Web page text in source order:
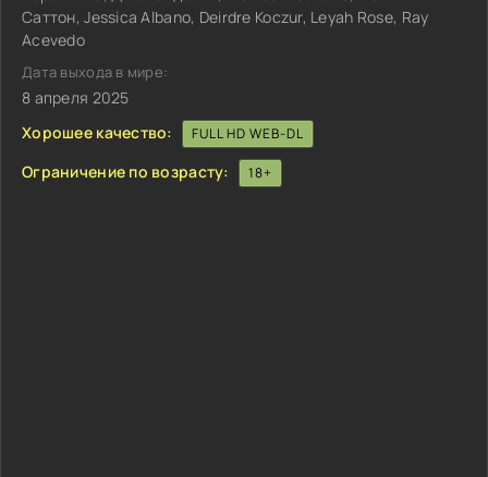
Саттон, Jessica Albano, Deirdre Koczur, Leyah Rose, Ray
Acevedo
Дата выхода в мире:
8 апреля 2025
Хорошее качество:
FULL HD WEB-DL
Ограничение по возрасту: 18+